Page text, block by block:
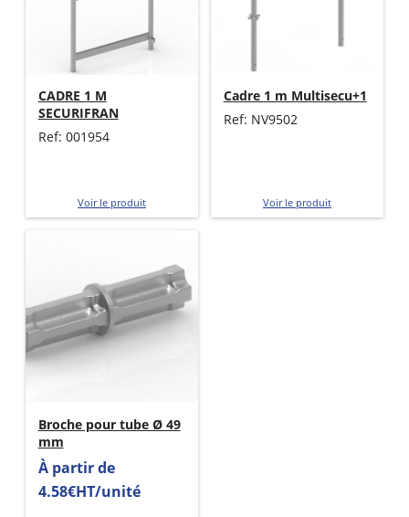
CADRE 1 M
SECURIFRAN
Ref: 001954
Voir le produit
Cadre 1 m Multisecu+1
Ref: NV9502
Voir le produit
Broche pour tube Ø 49
mm
À partir de
4.58€HT/unité